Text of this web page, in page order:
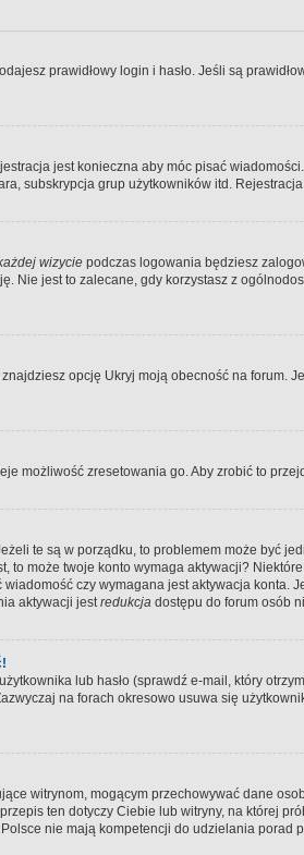
prawidłowy login i hasło. Jeśli są
jest konieczna aby móc pisać
subskrypcja grup użytkowników itd.
wizycie podczas logowania będziesz
Nie jest to zalecane, gdy korzystasz z
opcję Ukryj moją obecność na
możliwość zresetowania go. Aby zrobić to
te są w porządku, to problemem może być
to może twoje konto wymaga aktywacji?
czy wymagana jest aktywacja konta.
aktywacji jestredukcja dostępu do forum osób
lub hasło (sprawdź e-mail, który
na forach okresowo usuwa się
witrynom, mogącym przechowywać dane
ten dotyczy Ciebie lub witryny, na której
nie mają kompetencji do udzielania porad